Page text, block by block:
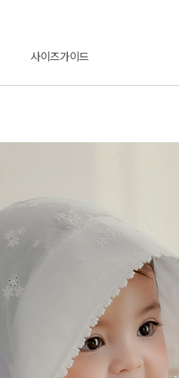
사이즈가이드